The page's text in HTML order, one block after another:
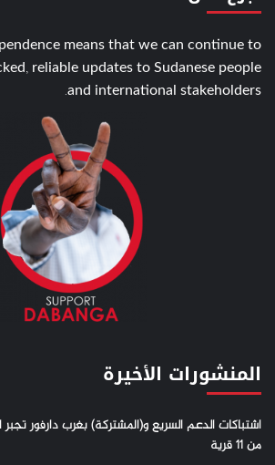
means that we can continue to
reliable updates to Sudanese people
and international stakeholders.
المنشورات الأخيرة
اشتباكات الدعم السريع و(المشتركة) بغرب دارفور تجبر
من 11 قرية